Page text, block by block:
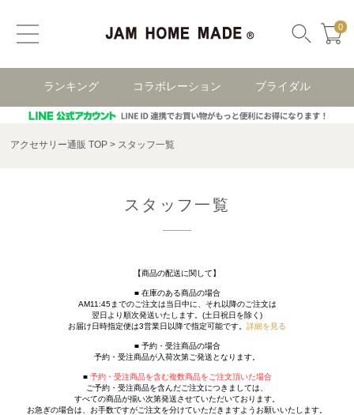
0
ランキング コラボレーション ブライダル
アクセサリー通販 TOP スタッフ一覧
スタッフ一覧
【商品の配送に関して】
■ 在庫のある商品の場合
AM11:45までのご注文は当日中に、それ以降のご注文は
翌日より順次発送いたします。(土日祝日を除く)
お届け日時指定便は3営業日以降で指定可能です。 詳細を見る
■ 予約・受注商品の場合
予約・受注商品が入荷次第ご発送となります。
■予約・受注商品を含む複数商品をご注文頂いた場合
ご予約・受注商品を含んだご注文につきましては、
すべての商品が揃い次第発送させていただいております。
お急ぎの場合は、お手数ですがご注文を分けていただきますようお願いいたします。